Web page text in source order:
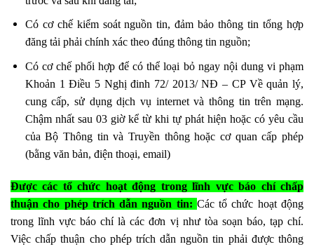
Có cơ chế kiểm soát nguồn tin, đảm bảo thông tin tổng hợp
đăng tải phải chính xác theo đúng thông tin nguồn;
Có cơ chế phối hợp để có thể loại bỏ ngay nội dung vi phạm
Khoản 1 Điều 5 Nghị đinh 72/ 2013/ NĐ – CP Về quản lý,
cung cấp, sử dụng dịch vụ internet và thông tin trên mạng.
Chậm nhất sau 03 giờ kể từ khi tự phát hiện hoặc có yêu cầu
của Bộ Thông tin và Truyền thông hoặc cơ quan cấp phép
(bằng văn bản, điện thoại, email)
Được các tổ chức hoạt động trong lĩnh vực báo chí chấp
thuận cho phép trích dẫn nguồn tin: Các tổ chức hoạt động
trong lĩnh vực báo chí là các đơn vị như tòa soạn báo, tạp chí.
Việc chấp thuận cho phép trích dẫn nguồn tin phải được thông